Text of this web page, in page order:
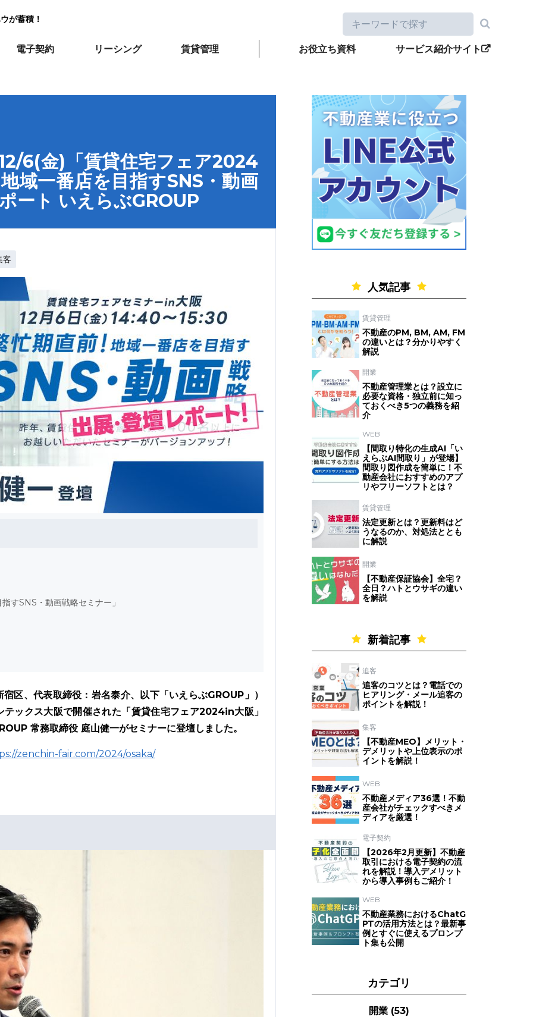
が蓄積！
電子契約 リーシング 賃貸管理 お役立ち資料 サービス紹介サイト
6(金)「賃貸住宅フェア2024
域一番店を目指すSNS・動画
ート いえらぶGROUP
客
すSNS・動画戦略セミナー」
区、代表取締役：岩名泰介、以下「いえらぶGROUP」）
ックス大阪で開催された「賃貸住宅フェア2024in大阪」
常務取締役 庭山健一がセミナーに登壇しました。
zenchin-fair.com/2024/osaka/
人気記事
賃貸管理
不動産のPM, BM, AM, FM
の違いとは？分かりやすく
解説
開業
不動産管理業とは？設立に
必要な資格・独立前に知っ
ておくべき5つの義務を紹
介
WEB
【間取り特化の生成AI「い
えらぶAI間取り」が登場】
間取り図作成を簡単に！不
動産会社におすすめのアプ
リやフリーソフトとは？
賃貸管理
法定更新とは？更新料はど
うなるのか、対処法ととも
に解説
開業
【不動産保証協会】全宅？
全日？ハトとウサギの違い
を解説
新着記事
追客
追客のコツとは？電話での
ヒアリング・メール追客の
ポイントを解説！
集客
【不動産MEO】メリット・
デメリットや上位表示のポ
イントを解説！
WEB
不動産メディア36選！不動
産会社がチェックすべきメ
ディアを厳選！
電子契約
【2026年2月更新】不動産
取引における電子契約の流
れを解説！導入デメリット
から導入事例もご紹介！
WEB
不動産業務におけるChatG
PTの活用方法とは？最新事
例とすぐに使えるプロンプ
ト集も公開
カテゴリ
開業 (53)